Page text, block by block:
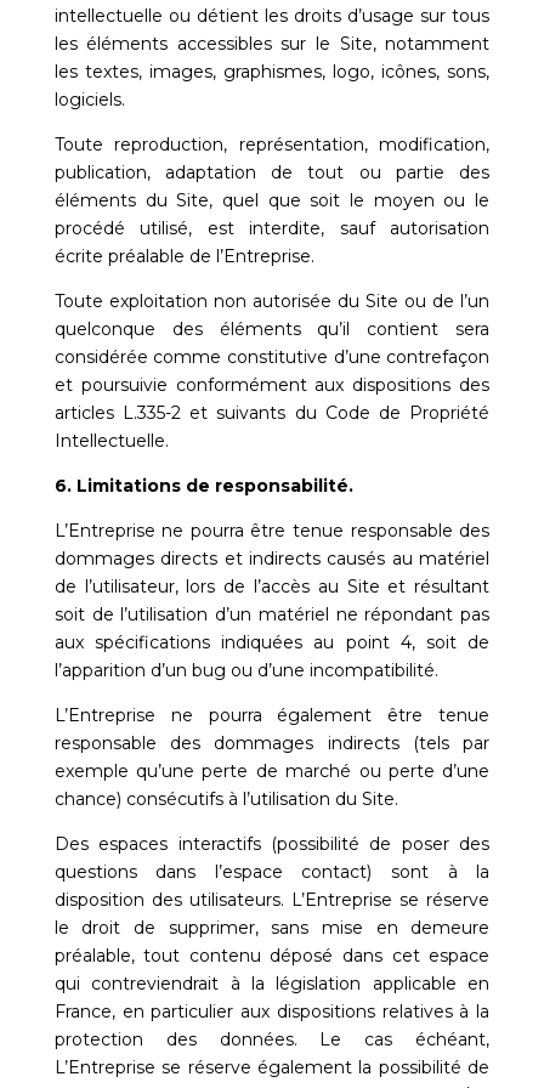
intellectuelle ou détient les droits d’usage sur tous
les éléments accessibles sur le Site, notamment
les textes, images, graphismes, logo, icônes, sons,
logiciels.
Toute reproduction, représentation, modification,
publication, adaptation de tout ou partie des
éléments du Site, quel que soit le moyen ou le
procédé utilisé, est interdite, sauf autorisation
écrite préalable de l’Entreprise.
Toute exploitation non autorisée du Site ou de l’un
quelconque des éléments qu’il contient sera
considérée comme constitutive d’une contrefaçon
et poursuivie conformément aux dispositions des
articles L.335-2 et suivants du Code de Propriété
Intellectuelle.
6. Limitations de responsabilité.
L’Entreprise ne pourra être tenue responsable des
dommages directs et indirects causés au matériel
de l’utilisateur, lors de l’accès au Site et résultant
soit de l’utilisation d’un matériel ne répondant pas
aux spécifications indiquées au point 4, soit de
l’apparition d’un bug ou d’une incompatibilité.
L’Entreprise ne pourra également être tenue
responsable des dommages indirects (tels par
exemple qu’une perte de marché ou perte d’une
chance) consécutifs à l’utilisation du Site.
Des espaces interactifs (possibilité de poser des
questions dans l’espace contact) sont à la
disposition des utilisateurs. L’Entreprise se réserve
le droit de supprimer, sans mise en demeure
préalable, tout contenu déposé dans cet espace
qui contreviendrait à la législation applicable en
France, en particulier aux dispositions relatives à la
protection des données. Le cas échéant,
L’Entreprise se réserve également la possibilité de